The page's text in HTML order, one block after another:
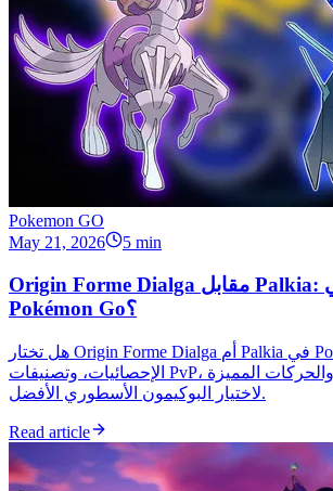
Pokemon GO
May 21, 2026
5 min
Origin Forme Dialga مقابل Palkia: أيهما أفضل في
Pokémon Go؟
هل تختار Origin Forme Dialga أم Palkia في Pokémon Go؟ نقارن
الإحصائيات، وتصنيفات PvP، وأداء الغارات، والحركات المميزة
لاختيار البوكيمون الأسطوري الأفضل.
Read article